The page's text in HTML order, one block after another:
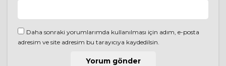
Daha sonraki yorumlarımda kullanılması için adım, e-posta
adresim ve site adresim bu tarayıcıya kaydedilsin.